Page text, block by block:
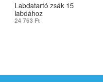
Labdatartó zsák 15
labdához
24 763 Ft